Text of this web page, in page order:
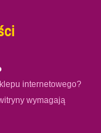
internetowego?
wymagają